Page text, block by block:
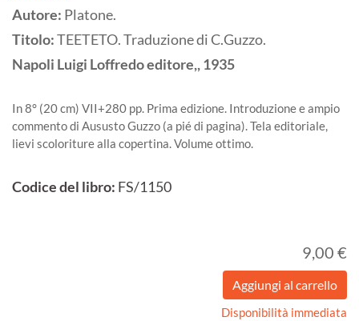
Autore: Platone.
Titolo:TEETETO. Traduzione di C.Guzzo.
Napoli Luigi Loffredo editore,,1935
In 8° (20 cm) VII+280 pp. Prima edizione. Introduzione e ampio
commento di Aususto Guzzo (a pié di pagina). Tela editoriale,
lievi scoloriture alla copertina. Volume ottimo.
Codice del libro: FS/1150
9,00 €
Disponibilità immediata